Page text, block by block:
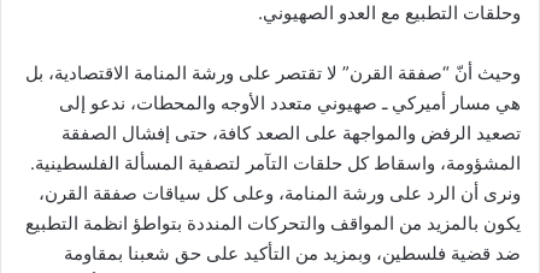
وحلقات التطبيع مع العدو الصهيوني.
وحيث أنّ “صفقة القرن” لا تقتصر على ورشة المنامة الاقتصادية، بل
هي مسار أميركي ـ صهيوني متعدد الأوجه والمحطات، ندعو إلى
تصعيد الرفض والمواجهة على الصعد كافة، حتى إفشال الصفقة
المشؤومة، واسقاط كل حلقات التآمر لتصفية المسألة الفلسطينية.
ونرى أن الرد على ورشة المنامة، وعلى كل سياقات صفقة القرن،
يكون بالمزيد من المواقف والتحركات المنددة بتواطؤ انظمة التطبيع
ضد قضية فلسطين، وبمزيد من التأكيد على حق شعبنا بمقاومة